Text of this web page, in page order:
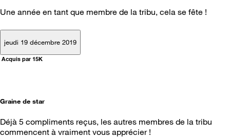
Une année en tant que membre de la tribu, cela se fête !
jeudi 19 décembre 2019
Acquis par 15K
Graine de star
Déjà 5 compliments reçus, les autres membres de la tribu
commencent à vraiment vous apprécier !